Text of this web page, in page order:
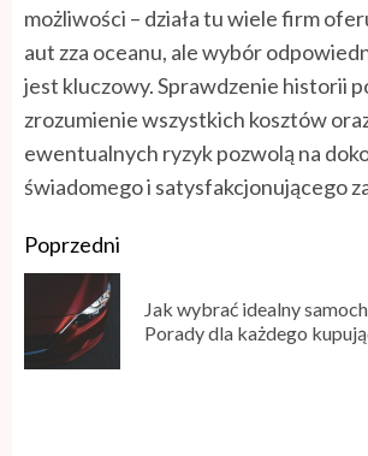
możliwości – działa tu wiele firm
aut zza oceanu, ale wybór
jest kluczowy. Sprawdzenie historii
zrozumienie wszystkich kosztów
ewentualnych ryzyk pozwolą na
świadomego i satysfakcjonującego
Poprzedni
Jak wybrać idealny
Porady dla każdego